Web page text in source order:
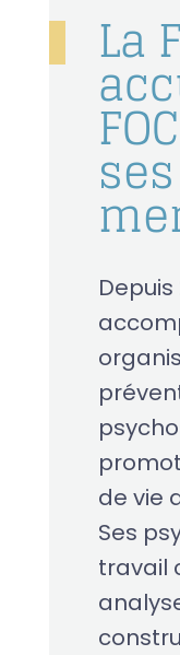
La
ses
Depuis
de vie
Ses
travail